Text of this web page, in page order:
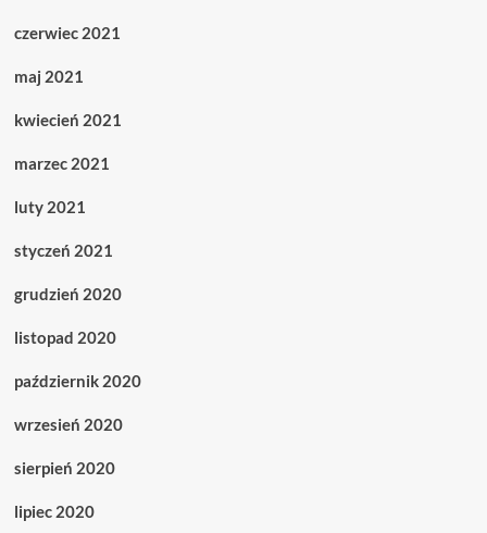
czerwiec 2021
maj 2021
kwiecień 2021
marzec 2021
luty 2021
styczeń 2021
grudzień 2020
listopad 2020
październik 2020
wrzesień 2020
sierpień 2020
lipiec 2020